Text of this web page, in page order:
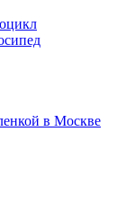
в Москве